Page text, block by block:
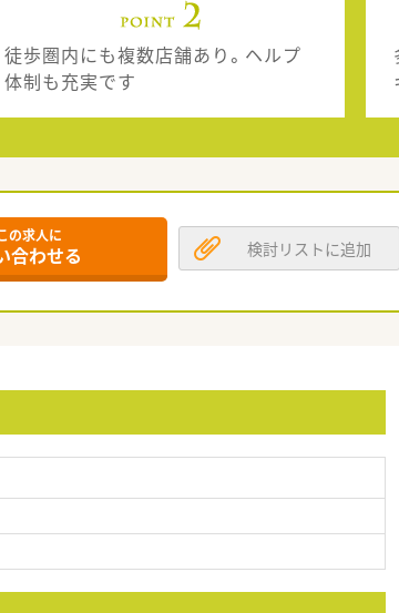
徒歩圏内にも複数店舗あり。ヘルプ
体制も充実です
の求人に
合わせる 検討リストに追加